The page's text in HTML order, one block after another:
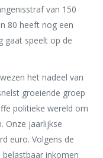
van 150
80 heeft nog een
gaat speelt op de
het nadeel van
groeiende groep
politieke wereld om
Onze jaarlijkse
euro. Volgens de
inkomen